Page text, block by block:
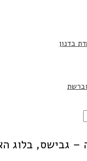
בדנון
– גבישס, בלוג